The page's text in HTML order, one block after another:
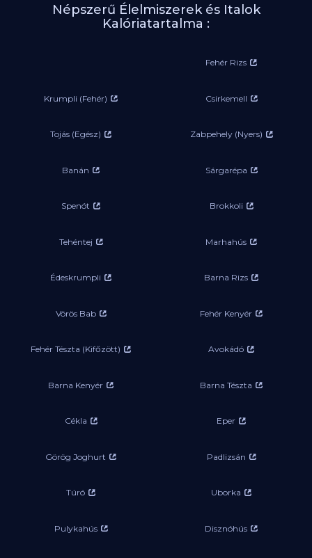
Népszerű Élelmiszerek és Italok
Kalóriatartalma :
Fehér Rizs
Krumpli (Fehér) Csirkemell
Tojás (Egész) Zabpehely (Nyers)
Banán Sárgarépa
Spenót Brokkoli
Tehéntej Marhahús
Édeskrumpli Barna Rizs
Vörös Bab Fehér Kenyér
Fehér Tészta (Kifőzött) Avokádó
Barna Kenyér Barna Tészta
Cékla Eper
Görög Joghurt Padlizsán
Túró Uborka
Pulykahús Disznóhús